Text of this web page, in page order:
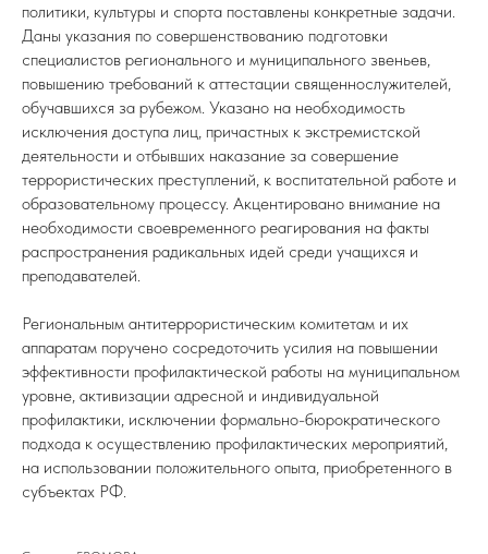
политики, культуры и спорта поставлены конкретные задачи.
Даны указания по совершенствованию подготовки
специалистов регионального и муниципального звеньев,
повышению требований к аттестации священнослужителей,
обучавшихся за рубежом. Указано на необходимость
исключения доступа лиц, причастных к экстремистской
деятельности и отбывших наказание за совершение
террористических преступлений, к воспитательной работе и
образовательному процессу. Акцентировано внимание на
необходимости своевременного реагирования на факты
распространения радикальных идей среди учащихся и
преподавателей.
Региональным антитеррористическим комитетам и их
аппаратам поручено сосредоточить усилия на повышении
эффективности профилактической работы на муниципальном
уровне, активизации адресной и индивидуальной
профилактики, исключении формально-бюрократического
подхода к осуществлению профилактических мероприятий,
на использовании положительного опыта, приобретенного в
субъектах РФ.